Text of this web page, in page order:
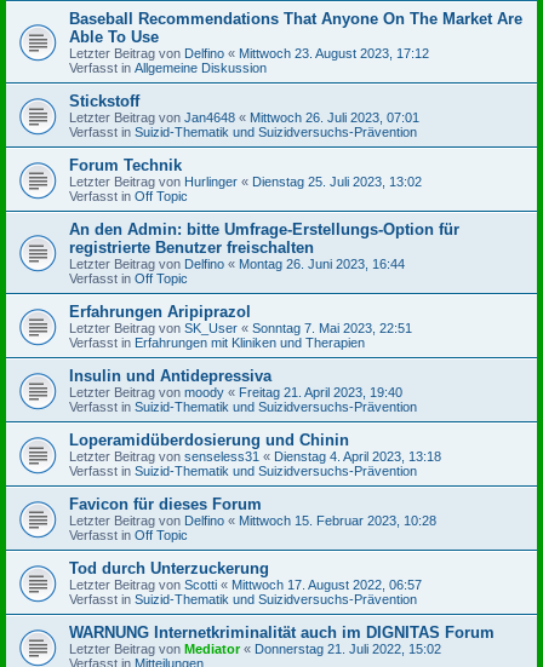
Baseball Recommendations That Anyone On The Market Are
Able To Use
Letzter Beitrag von Delfino « Mittwoch 23. August 2023, 17:12
Verfasst in Allgemeine Diskussion
Stickstoff
Letzter Beitrag von Jan4648 « Mittwoch 26. Juli 2023, 07:01
Verfasst in Suizid-Thematik und Suizidversuchs-Prävention
Forum Technik
Letzter Beitrag von Hurlinger « Dienstag 25. Juli 2023, 13:02
Verfasst in Off Topic
An den Admin: bitte Umfrage-Erstellungs-Option für
registrierte Benutzer freischalten
Letzter Beitrag von Delfino « Montag 26. Juni 2023, 16:44
Verfasst in Off Topic
Erfahrungen Aripiprazol
Letzter Beitrag von SK_User « Sonntag 7. Mai 2023, 22:51
Verfasst in Erfahrungen mit Kliniken und Therapien
Insulin und Antidepressiva
Letzter Beitrag von moody « Freitag 21. April 2023, 19:40
Verfasst in Suizid-Thematik und Suizidversuchs-Prävention
Loperamidüberdosierung und Chinin
Letzter Beitrag von senseless31 « Dienstag 4. April 2023, 13:18
Verfasst in Suizid-Thematik und Suizidversuchs-Prävention
Favicon für dieses Forum
Letzter Beitrag von Delfino « Mittwoch 15. Februar 2023, 10:28
Verfasst in Off Topic
Tod durch Unterzuckerung
Letzter Beitrag von Scotti « Mittwoch 17. August 2022, 06:57
Verfasst in Suizid-Thematik und Suizidversuchs-Prävention
WARNUNG Internetkriminalität auch im DIGNITAS Forum
Letzter Beitrag von Mediator« Donnerstag 21. Juli 2022, 15:02
Verfasst in Mitteilungen